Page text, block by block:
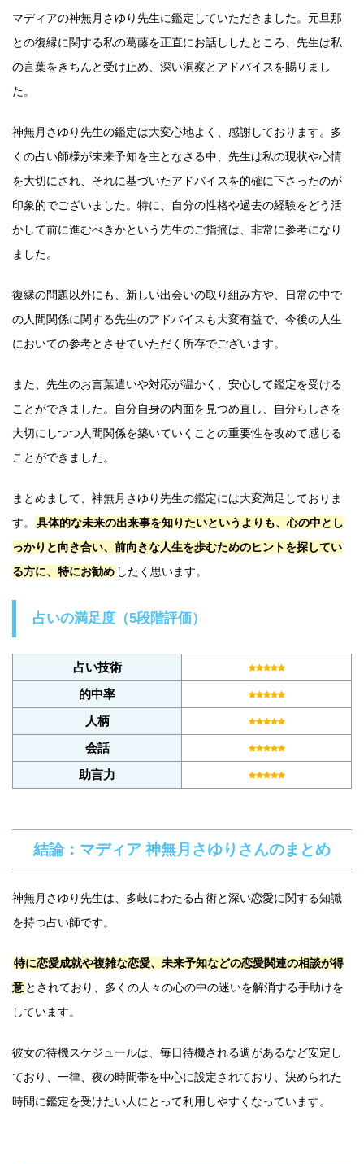
マディアの神無月さゆり先生に鑑定していただきました。元旦那
との復縁に関する私の葛藤を正直にお話ししたところ、先生は私
の言葉をきちんと受け止め、深い洞察とアドバイスを賜りまし
た。
神無月さゆり先生の鑑定は大変心地よく、感謝しております。多
くの占い師様が未来予知を主となさる中、先生は私の現状や心情
を大切にされ、それに基づいたアドバイスを的確に下さったのが
印象的でございました。特に、自分の性格や過去の経験をどう活
かして前に進むべきかという先生のご指摘は、非常に参考になり
ました。
復縁の問題以外にも、新しい出会いの取り組み方や、日常の中で
の人間関係に関する先生のアドバイスも大変有益で、今後の人生
においての参考とさせていただく所存でございます。
また、先生のお言葉遣いや対応が温かく、安心して鑑定を受ける
ことができました。自分自身の内面を見つめ直し、自分らしさを
大切にしつつ人間関係を築いていくことの重要性を改めて感じる
ことができました。
まとめまして、神無月さゆり先生の鑑定には大変満足しておりま
す。
具体的な未来の出来事を知りたいというよりも、心の中とし
っかりと向き合い、前向きな人生を歩むためのヒントを探してい
る方に、特にお勧め したく思います。
占いの満足度（5段階評価）
占い技術
的中率
人柄
会話
助言力
結論：マディア 神無月さゆりさんのまとめ
神無月さゆり先生は、多岐にわたる占術と深い恋愛に関する知識
を持つ占い師です。
特に恋愛成就や複雑な恋愛、未来予知などの恋愛関連の相談が得
意 とされており、多くの人々の心の中の迷いを解消する手助けを
しています。
彼女の待機スケジュールは、毎日待機される週があるなど安定し
ており、一律、夜の時間帯を中心に設定されており、決められた
時間に鑑定を受けたい人にとって利用しやすくなっています。